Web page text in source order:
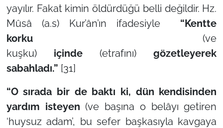
yayılır. Fakat kimin öldürdüğü belli değildir. Hz.
Mûsâ (a.s) Kur’ân’ın ifadesiyle “Kentte
korku (ve
kuşku) içinde (etrafını) gözetleyerek
sabahladı.” [31]
“O sırada bir de baktı ki, dün kendisinden
yardım isteyen (ve başına o belâyı getiren
‘huysuz adam’, bu sefer başkasıyla kavgaya